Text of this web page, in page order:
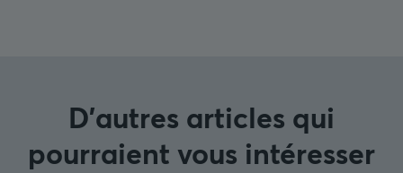
D'autres articles qui
pourraient vous intéresser